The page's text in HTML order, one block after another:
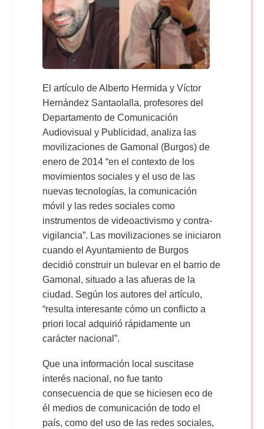
El artículo de Alberto Hermida y Víctor
Hernández Santaolalla, profesores del
Departamento de Comunicación
Audiovisual y Publicidad, analiza las
movilizaciones de Gamonal (Burgos) de
enero de 2014 “en el contexto de los
movimientos sociales y el uso de las
nuevas tecnologías, la comunicación
móvil y las redes sociales como
instrumentos de videoactivismo y contra-
vigilancia”. Las movilizaciones se iniciaron
cuando el Ayuntamiento de Burgos
decidió construir un bulevar en el barrio de
Gamonal, situado a las afueras de la
ciudad. Según los autores del artículo,
“resulta interesante cómo un conflicto a
priori local adquirió rápidamente un
carácter nacional”.
Que una información local suscitase
interés nacional, no fue tanto
consecuencia de que se hiciesen eco de
él medios de comunicación de todo el
país, como del uso de las redes sociales,